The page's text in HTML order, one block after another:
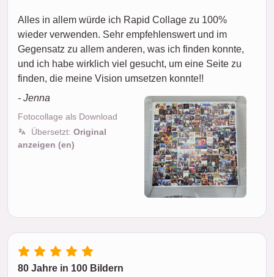
Alles in allem würde ich Rapid Collage zu 100%
wieder verwenden. Sehr empfehlenswert und im
Gegensatz zu allem anderen, was ich finden konnte,
und ich habe wirklich viel gesucht, um eine Seite zu
finden, die meine Vision umsetzen konnte!!
- Jenna
Fotocollage als Download
Übersetzt: Original
anzeigen (en)
80 Jahre in 100 Bildern